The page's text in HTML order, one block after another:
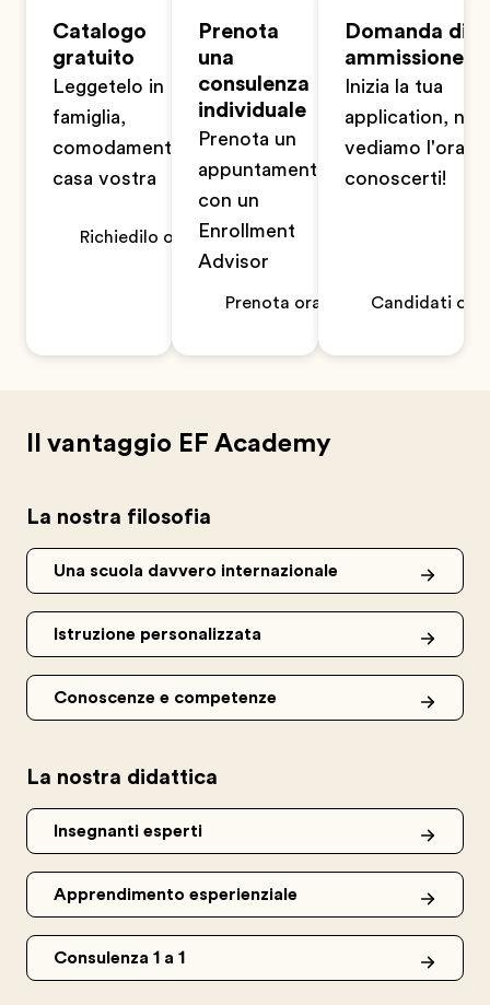
Catalogo
gratuito
Leggetelo in
famiglia,
comodamente a
casa vostra
Richiedilo ora
Prenota
una
consulenza
individuale
Prenota un
appuntamento
con un
Enrollment
Advisor
Prenota ora
Domanda di
ammissione
Inizia la tua
application, non
vediamo l'ora di
conoscerti!
Candidati ora
Il vantaggio EF Academy
La nostra filosofia
Una scuola davvero internazionale
Istruzione personalizzata
Conoscenze e competenze
La nostra didattica
Insegnanti esperti
Apprendimento esperienziale
Consulenza 1 a 1